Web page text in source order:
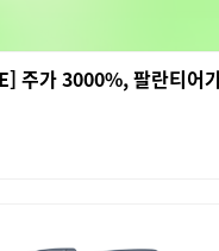
주가 3000%, 팔란티어